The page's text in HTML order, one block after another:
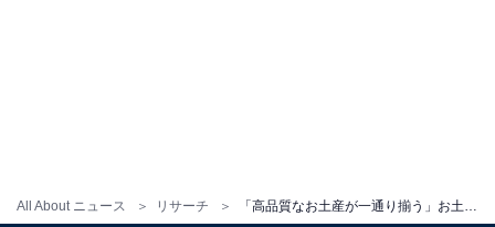
All About ニュース リサーチ